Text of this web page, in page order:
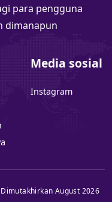
para pengguna
dimanapun
Media sosial
Instagram
August 2026